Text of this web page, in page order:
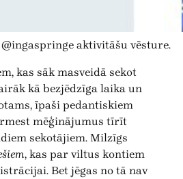
aktivitāšu vēsture.
kas sāk masveidā sekot
kā bezjēdzīga laika un
īpaši pedantiskiem
mēģinājumus tīrīt
sekotājiem. Milzīgs
, kas par viltus kontiem
Bet jēgas no tā nav